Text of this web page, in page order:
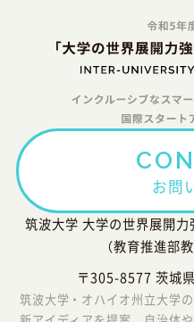
お問
筑波大学・オハイオ州立大学
筑波大学 大学の世界展開
（教育推進部
〒305-8577 茨城